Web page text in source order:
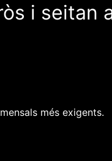
i
més exigents.